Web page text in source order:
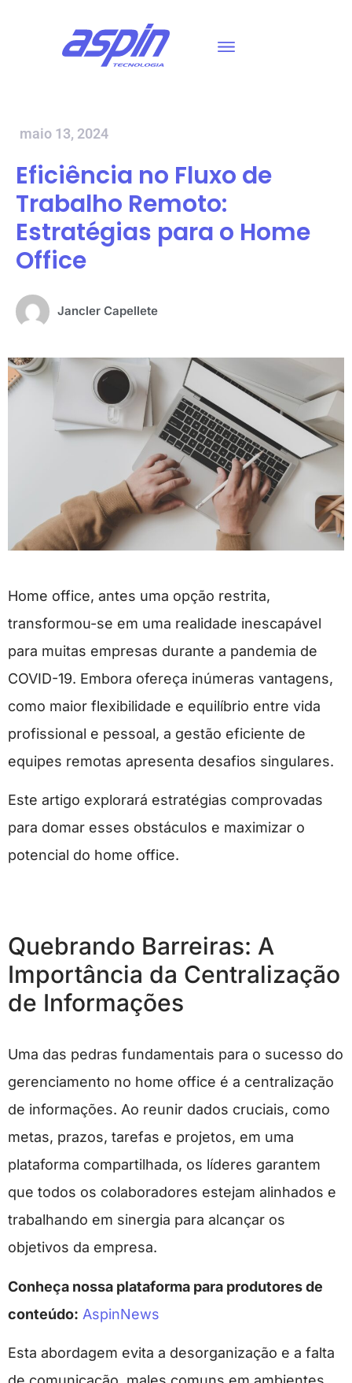
maio 13, 2024
Eficiência no Fluxo de
Trabalho Remoto:
Estratégias para o Home
Office
Jancler Capellete
Home office, antes uma opção restrita,
transformou-se em uma realidade inescapável
para muitas empresas durante a pandemia de
COVID-19. Embora ofereça inúmeras vantagens,
como maior flexibilidade e equilíbrio entre vida
profissional e pessoal, a gestão eficiente de
equipes remotas apresenta desafios singulares.
Este artigo explorará estratégias comprovadas
para domar esses obstáculos e maximizar o
potencial do home office.
Quebrando Barreiras: A
Importância da Centralização
de Informações
Uma das pedras fundamentais para o sucesso do
gerenciamento no home office é a centralização
de informações. Ao reunir dados cruciais, como
metas, prazos, tarefas e projetos, em uma
plataforma compartilhada, os líderes garantem
que todos os colaboradores estejam alinhados e
trabalhando em sinergia para alcançar os
objetivos da empresa.
Conheça nossa plataforma para produtores de
conteúdo: AspinNews
Esta abordagem evita a desorganização e a falta